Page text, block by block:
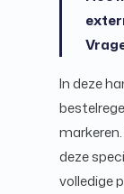
In deze
deze
volledige